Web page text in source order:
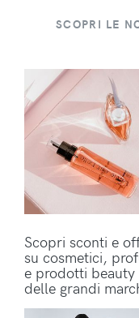
SCOPRI LE
Scopri sconti e
su cosmetici,
e prodotti beauty
delle grandi